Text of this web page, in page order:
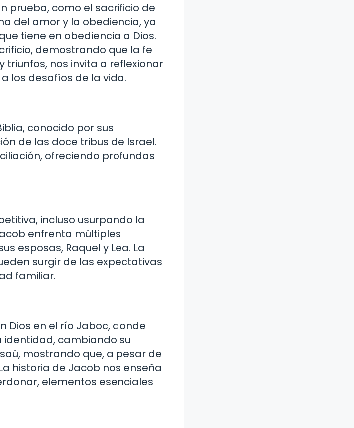
prueba, como el sacrificio de
del amor y la obediencia, ya
tiene en obediencia a Dios.
demostrando que la fe
triunfos, nos invita a reflexionar
los desafíos de la vida.
conocido por sus
de las doce tribus de Israel.
ofreciendo profundas
incluso usurpando la
enfrenta múltiples
esposas, Raquel y Lea. La
surgir de las expectativas
familiar.
Dios en el río Jaboc, donde
identidad, cambiando su
mostrando que, a pesar de
historia de Jacob nos enseña
elementos esenciales